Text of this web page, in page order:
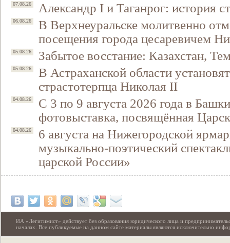
07.08.26 Александр I и Таганрог: история
06.08.26
В Верхнеуральске молитвенно
посещения города цесаревичем
05.08.26 Забытое восстание: Казахстан,
05.08.26
В Астраханской области
страстотерпца Николая II
04.08.26
С 3 по 9 августа 2026 года в
фотовыставка, посвящённая
04.08.26
6 августа на Нижегородской
музыкально-поэтический
царской России»
ИА «Легитимист» действует без образования юридического лица и
началах. Все публикуемые на данном сайте материалы являются исключительно